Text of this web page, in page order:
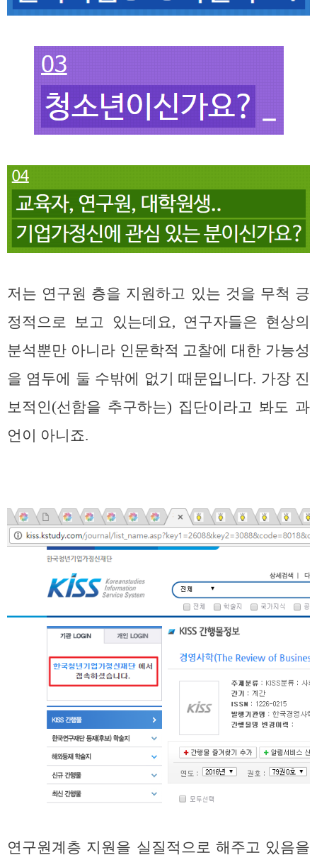
저는 연구원 층을 지원하고 있는 것을 무척 긍
정적으로 보고 있는데요, 연구자들은 현상의
분석뿐만 아니라 인문학적 고찰에 대한 가능성
을 염두에 둘 수밖에 없기 때문입니다. 가장 진
보적인(선함을 추구하는) 집단이라고 봐도 과
언이 아니죠.
연구원계층 지원을 실질적으로 해주고 있음을